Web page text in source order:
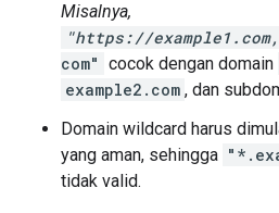
Misalnya,
"https://
com" cocok dengan domain
example2.com , dan
Domain wildcard harus
yang aman, sehingga
tidak valid.